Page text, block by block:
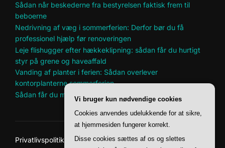
Sådan når beskederne fra bestyrelsen faktisk frem til
beboerne
Nedrivning af væg i sommerferien: Derfor bør du få
professionel hjælp før renoveringen
Leje flishugger efter hækkeklipning: sådan får du hurtigt
styr på grene og haveaffald
Vanding af planter i ferien: Sådan overlever
kontorplanterne sommerferien
Sådan får du mere plads til hobbyer i et lille hjem
Privatlivspolitik
Vi bruger kun nødvendige cookies
Cookies anvendes udelukkende for at sikre,
at hjemmesiden fungerer korrekt.
Disse cookies sættes af os og slettes